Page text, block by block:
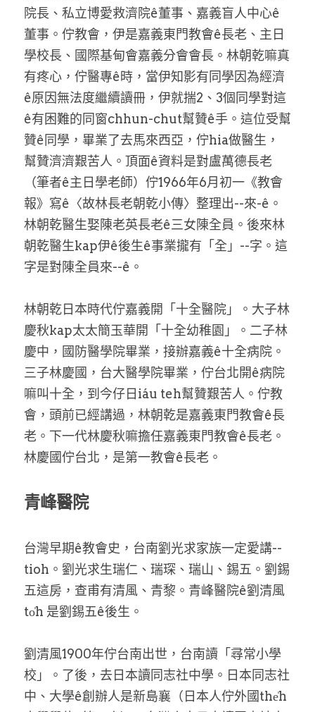
院長、私立博愛救濟院ê董事、嘉義盲人中心ê
董事。佇教會，伊是嘉義東門教會ê長老、主日
學校長、國際基甸會嘉義分會會長。林朝乾嘛真
有疼心，佇醫專ê時，當伊知影有同學因為經濟
ê原因無法度繼續讀冊，伊就揣2、3個同學對這
ê有困難的同窗chhun-chut幫贊ê手。這位受幫
贊ê同學，畢業了去馬來西亞，佇hia做醫生，
幫贊濟濟艱苦人。頂面ê資料是對盧萬德長老
（筆者ê主日學老師）佇1966年6月初一《教會
報》寫ê〈故林長老朝乾小傳〉整理出--來-ê。
林朝乾醫生娶陳老英長老ê三女陳全員。後來林
朝乾醫生kap伊ê後生ê事業攏有「全」--字。這
字是對陳全員來--ê。
林朝乾日本時代佇嘉義開「十全醫院」。大子林
慶秋kap太太簡玉華開「十全幼稚園」。二子林
慶中，國防醫學院畢業，接辦嘉義ê十全病院。
三子林慶國，台大醫學院畢業，佇台北開ê病院
嘛叫十全，到今仔日iáu teh幫贊艱苦人。佇教
會，頭前已經講過，林朝乾是嘉義東門教會ê長
老。下一代林慶秋嘛擔任嘉義東門教會ê長老。
林慶國佇台北，是第一教會ê長老。
青峰醫院
台灣早期ê教會史，台南劉光求家族一定愛講--
tioh。劉光求生瑞仁、瑞琛、瑞山、錫五。劉錫
五這房，查甫有清風、青黎。青峰醫院ê劉清風
to̍h 是劉錫五ê後生。
劉清風1900年佇台南出世，台南讀「尋常小學
校」。了後，去日本讀同志社中學。日本同志社
中、大學ê創辦人是新島襄（日本人佇外國the̍h